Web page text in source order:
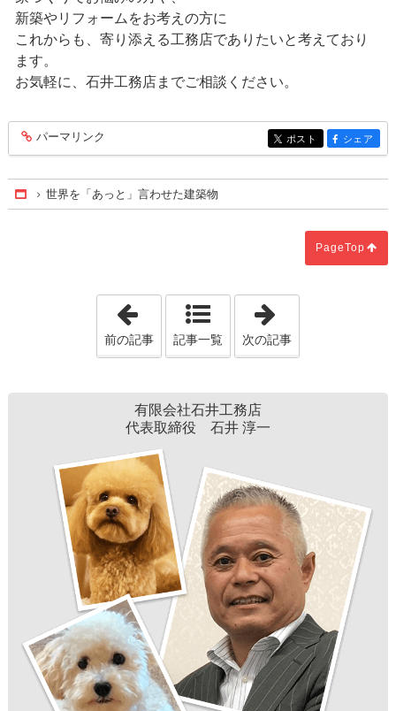
新築やリフォームをお考えの方に
これからも、寄り添える工務店でありたいと考えており
ます。
お気軽に、石井工務店までご相談ください。
entry178
パーマリンク entry178
ポスト entry178
シェア
Home
世界を「あっと」言わせた建築物
PageTop
「日本家屋の寿命って、ご存知でしょう
前の記事 記事一覧 次の記事
有限会社石井工務店
代表取締役 石井 淳一